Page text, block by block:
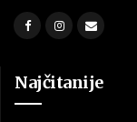
Najčitanije